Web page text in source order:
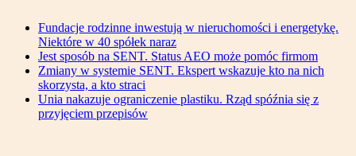
Fundacje rodzinne inwestują w nieruchomości i energetykę.
Niektóre w 40 spółek naraz
Jest sposób na SENT. Status AEO może pomóc firmom
Zmiany w systemie SENT. Ekspert wskazuje kto na nich
skorzysta, a kto straci
Unia nakazuje ograniczenie plastiku. Rząd spóźnia się z
przyjęciem przepisów